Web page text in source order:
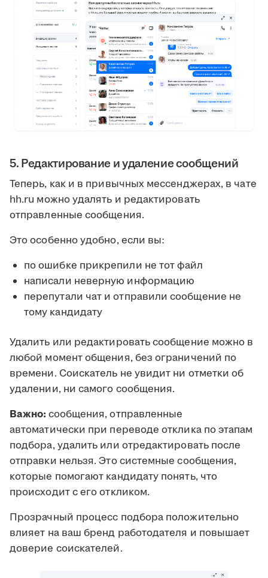
5. Редактирование и удаление сообщений
Теперь, как и в привычных мессенджерах, в чате
hh.ru можно удалять и редактировать
отправленные сообщения.
Это особенно удобно, если вы:
по ошибке прикрепили не тот файл
написали неверную информацию
перепутали чат и отправили сообщение не
тому кандидату
Удалить или редактировать сообщение можно в
любой момент общения, без ограничений по
времени. Соискатель не увидит ни отметки об
удалении, ни самого сообщения.
Важно:сообщения, отправленные
автоматически при переводе отклика по этапам
подбора, удалить или отредактировать после
отправки нельзя. Это системные сообщения,
которые помогают кандидату понять, что
происходит с его откликом.
Прозрачный процесс подбора положительно
влияет на ваш бренд работодателя и повышает
доверие соискателей.